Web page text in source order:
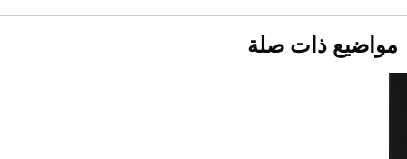
مواضيع ذات صلة